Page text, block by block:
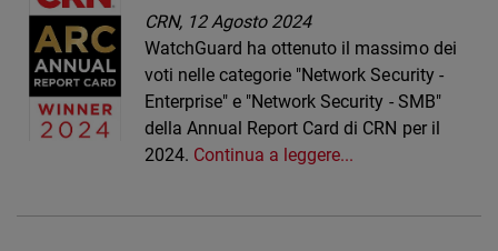
CRN, 12 Agosto 2024
WatchGuard ha ottenuto il massimo dei
voti nelle categorie "Network Security -
Enterprise" e "Network Security - SMB"
della Annual Report Card di CRN per il
2024. Continua a leggere...